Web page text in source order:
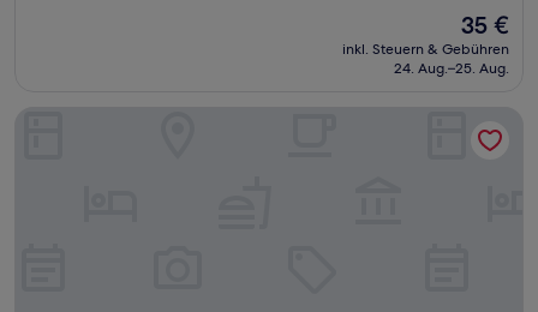
Der
Preis
beträgt
35 €
inkl. Steuern & Gebühren
24. Aug.–25. Aug.
Holiday Inn Express Manila Newport City by IHG